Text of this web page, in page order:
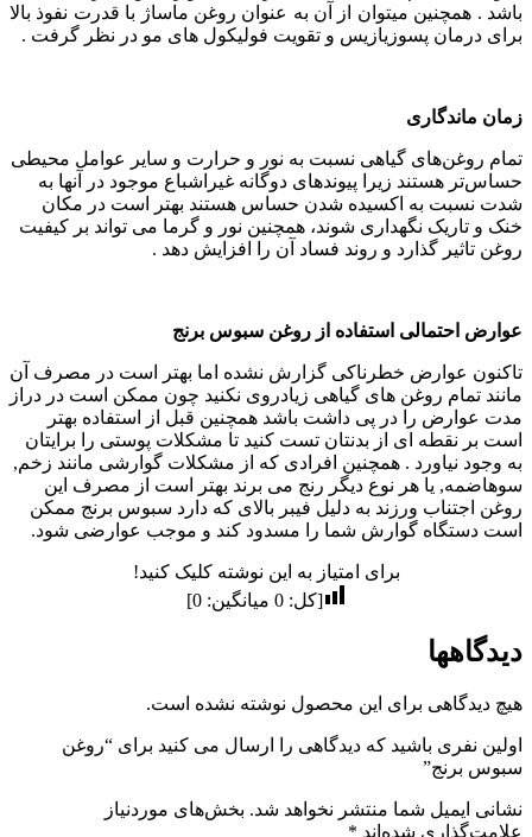
باشد . همچنین میتوان از آن به عنوان روغن ماساژ با قدرت نفوذ بالا
برای درمان پسوزیازیس و تقویت فولیکول های مو در نظر گرفت .
زمان ماندگاری
تمام روغن‌های گیاهی نسبت به نور و حرارت و سایر عوامل محیطی
حساس‌تر هستند زیرا پیوندهای دوگانه غیراشباع موجود در آنها به
شدت نسبت به اکسیده شدن حساس هستند بهتر است در مکان
خنک و تاریک نگهداری شوند، همچنین نور و گرما می تواند بر کیفیت
روغن تاثیر گذارد و روند فساد آن را افزایش دهد .
عوارض احتمالی استفاده از روغن سبوس برنج
تاکنون عوارض خطرناکی گزارش نشده اما بهتر است در مصرف آن
مانند تمام روغن های گیاهی زیادروی نکنید چون ممکن است در دراز
مدت عوارض را در پی داشت باشد همچنین قبل از استفاده بهتر
است بر نقطه ای از بدنتان تست کنید تا مشکلات پوستی را برایتان
به وجود نیاورد . همچنین افرادی که از مشکلات گوارشی مانند زخم,
سوهاضمه, یا هر نوع دیگر رنج می برند بهتر است از مصرف این
روغن اجتناب ورزند به دلیل فیبر بالای که دارد سبوس برنج ممکن
است دستگاه گوارش شما را مسدود کند و موجب عوارضی شود.
برای امتیاز به این نوشته کلیک کنید!
[کل:0 میانگین:0
]
دیدگاهها
هیچ دیدگاهی برای این محصول نوشته نشده است.
اولین نفری باشید که دیدگاهی را ارسال می کنید برای “روغن
سبوس برنج”
نشانی ایمیل شما منتشر نخواهد شد. بخش‌های موردنیاز
علامت‌گذاری شده‌اند *